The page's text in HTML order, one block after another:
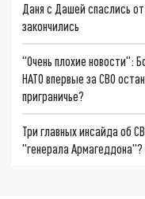
Даня с Дашей спаслись
закончились
"Очень плохие новости":
НАТО впервые за СВО
приграничье?
Три главных инсайда об
"генерала